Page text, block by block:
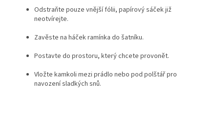
Odstraňte pouze vnější fólii, papírový sáček již
neotvírejte.
Zavěste na háček ramínka do šatníku.
Postavte do prostoru, který chcete provonět.
Vložte kamkoli mezi prádlo nebo pod polštář pro
navození sladkých snů.